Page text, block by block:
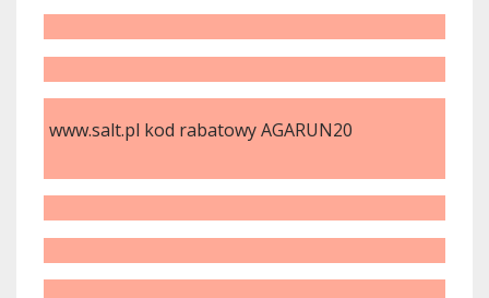
www.salt.pl kod rabatowy AGARUN20